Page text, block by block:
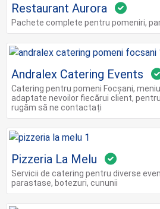
Restaurant Aurora
Pachete complete pentru pomeniri,
Andralex Catering Events
Catering pentru pomeni Focșani,
adaptate nevoilor fiecărui client,
rugăm să ne contactați
Pizzeria La Melu
Servicii de catering pentru diverse
parastase, botezuri, cununii